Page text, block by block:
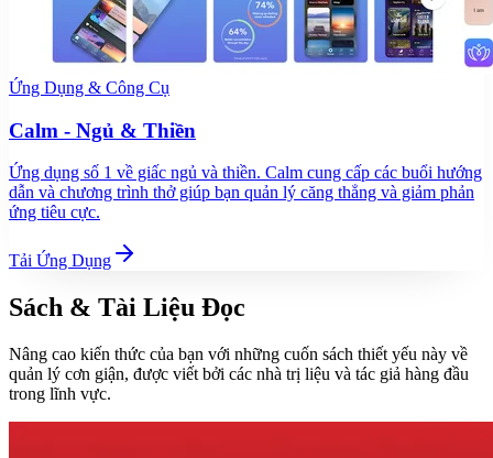
Ứng Dụng & Công Cụ
Calm - Ngủ & Thiền
Ứng dụng số 1 về giấc ngủ và thiền. Calm cung cấp các buổi hướng
dẫn và chương trình thở giúp bạn quản lý căng thẳng và giảm phản
ứng tiêu cực.
Tải Ứng Dụng
Sách & Tài Liệu Đọc
Nâng cao kiến thức của bạn với những cuốn sách thiết yếu này về
quản lý cơn giận, được viết bởi các nhà trị liệu và tác giả hàng đầu
trong lĩnh vực.